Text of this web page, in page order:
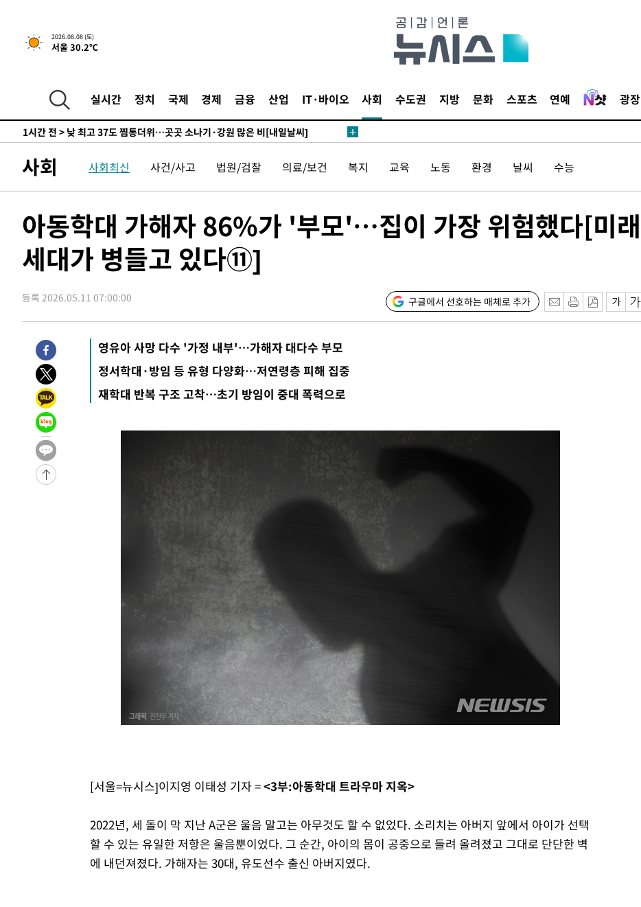
2026.08.08 (토)
서울 30.2℃
실시간 정치 국제 경제 금융 산업 IT·바이오 사회 수도권 지방 문화 스포츠 연예 광장
↓-5437초 전 >[속보]이 대통령 "부동산 공급 기존 사고방식 매달리지 말고 과감히
실천"
-4522초 전 >이란, "오만과 '중앙 단일 루트' 합의…북쪽 인바운드·남쪽 아웃바운
1시간 전 >[속보]이 대통령, '호우피해' 안동·의성 관할 4개 면 특별재난지역 선포
[단독]중수청 지원 검사들, 정원 초과 시 낮은 계급 임용…희망지 못 갈
수도
1시간 전 > 낮 최고 37도 찜통더위…곳곳 소나기·강원 많은 비[내일날씨]
3시간 전 >
여자배구 이재영·이다영 자매, 아제르바이잔 투란VC 입단
3시간 전 >외국인 심판 성 접대 7경기 들여다보니…한국 축구 '5승 2무'
3시간 전 >[속보]코스피, 6200선 약보합…0.60% 내린 6258.77에 마쳐
3시간 전 >[속보]원·달러 환율, 7.7원 내린 1416.1원 마감
3시간 전 > [속보] 노원서 40.1도 관측…서울, 2018년 이후 첫 40도
4시간 전 >외신들도 주목한 韓축구 파문…"국민적 공분에 수사 재개"
4시간 전 >11시간 압수수색에 성접대 파문까지…'쑥대밭' 된 축구협회
4시간 전 >
[속보]규제합리화위원회 부위원장에 김태유 서울대 공대 교수…이병태
후임
-13007초 전 >
이강인, 폭염 속 AT마드리드 첫 훈련…80명 식사 대접까지(종합)
-10146초 전 >
하향수정 (2보)
-9594초 전 >
[속보] 미 사업체, 일자리 7월에 2.3만 개 줄어…실업률은 4.1%로
-5457초 전 >
실천"
-4542초 전 >
드는 임시"
1시간 전 >
"낮 기온 소폭 하락"…수도권 폭염중대경보, 폭염경보로 하향
1시간 전 >
[속보]이 대통령, '호우피해' 안동·의성 관할 4개 면 특별재난지역 선포
[단독]중수청 지원 검사들, 정원 초과 시 낮은 계급 임용…희망지 못 갈
SK하이닉스, 용인·청주 팹에 54조 투자…"AI 메모리 수요 선제 대응"
여자배구 이재영·이다영 자매, 아제르바이잔 투란VC 입단
외국인 심판 성 접대 7경기 들여다보니…한국 축구 '5승 2무'
[속보]코스닥, 2.86포인트(0.36%) 내린 798.81마감
[속보]코스피, 6200선 약보합…0.60% 내린 6258.77에 마쳐
[속보]원·달러 환율, 7.7원 내린 1416.1원 마감
[속보] 노원서 40.1도 관측…서울, 2018년 이후 첫 40도
[속보]종합특검, '계엄 수용공간 확보' 신용해 前교정본부장 기소
외신들도 주목한 韓축구 파문…"국민적 공분에 수사 재개"
11시간 압수수색에 성접대 파문까지…'쑥대밭' 된 축구협회
[속보]규제합리화위원회 부위원장에 김태유 서울대 공대 교수…이병태
사회 사회최신 사건/사고 법원/검찰 의료/보건 복지 교육 노동 환경 날씨 수능
아동학대 가해자 86%가 '부모'…집이 가장 위험했다[미래
세대가 병들고 있다⑪]
등록 2026.05.11 07:00:00 구글에서 선호하는 매체로 추가
영유아 사망 다수 '가정 내부'…가해자 대다수 부모
정서학대·방임 등 유형 다양화…저연령층 피해 집중
재학대 반복 구조 고착…초기 방임이 중대 폭력으로
[서울=뉴시스]이지영 이태성 기자 =<3부:아동학대 트라우마 지옥>
2022년, 세 돌이 막 지난 A군은 울음 말고는 아무것도 할 수 없었다. 소리치는 아버지 앞에서 아이가 선택
할 수 있는 유일한 저항은 울음뿐이었다. 그 순간, 아이의 몸이 공중으로 들려 올려졌고 그대로 단단한 벽
에 내던져졌다. 가해자는 30대, 유도선수 출신 아버지였다.